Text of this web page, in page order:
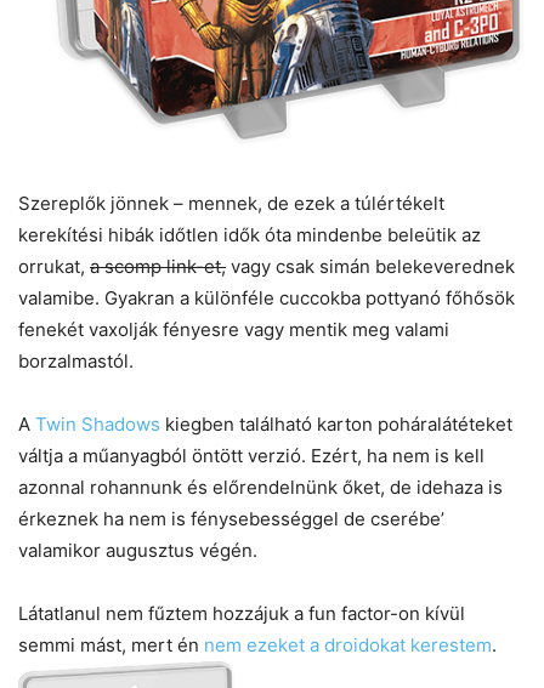
Szereplők jönnek – mennek, de ezek a túlértékelt
kerekítési hibák időtlen idők óta mindenbe beleütik az
orrukat, a scomp link-et, vagy csak simán belekeverednek
valamibe. Gyakran a különféle cuccokba pottyanó főhősök
fenekét vaxolják fényesre vagy mentik meg valami
borzalmastól.
A Twin Shadows kiegben található karton poháralátéteket
váltja a műanyagból öntött verzió. Ezért, ha nem is kell
azonnal rohannunk és előrendelnünk őket, de idehaza is
érkeznek ha nem is fénysebességgel de cserébe’
valamikor augusztus végén.
Látatlanul nem fűztem hozzájuk a fun factor-on kívül
semmi mást, mert én nem ezeket a droidokat kerestem.